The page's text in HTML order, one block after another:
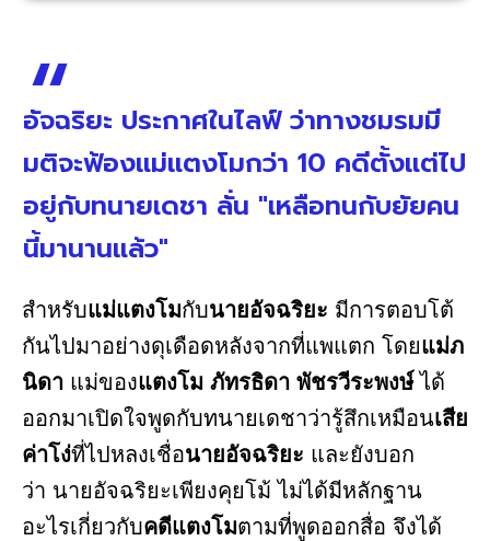
อัจฉริยะ ประกาศในไลฟ์ ว่าทางชมรมมี
มติจะฟ้องแม่แตงโมกว่า 10 คดีตั้งแต่ไป
อยู่กับทนายเดชา ลั่น "เหลือทนกับยัยคน
นี้มานานแล้ว"
สำหรับแม่แตงโมกับนายอัจฉริยะ มีการตอบโต้
กันไปมาอย่างดุเดือดหลังจากที่แพแตก โดยแม่ภ
นิดา แม่ของแตงโม ภัทรธิดา พัชรวีระพงษ์ได้
ออกมาเปิดใจพูดกับทนายเดชาว่ารู้สึกเหมือนเสีย
ค่าโง่ที่ไปหลงเชื่อนายอัจฉริยะ และยังบอก
ว่า นายอัจฉริยะเพียงคุยโม้ ไม่ได้มีหลักฐาน
อะไรเกี่ยวกับคดีแตงโมตามที่พูดออกสื่อ จึงได้